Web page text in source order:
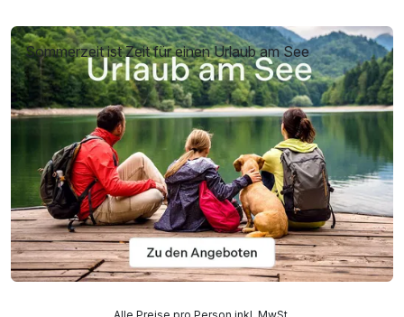
Sommerzeit ist Zeit für einen Urlaub am See